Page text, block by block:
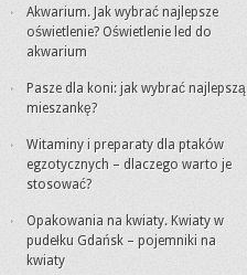
Akwarium. Jak wybrać najlepsze
oświetlenie? Oświetlenie led do
akwarium
Pasze dla koni: jak wybrać najlepszą
mieszankę?
Witaminy i preparaty dla ptaków
egzotycznych – dlaczego warto je
stosować?
Opakowania na kwiaty. Kwiaty w
pudełku Gdańsk – pojemniki na
kwiaty